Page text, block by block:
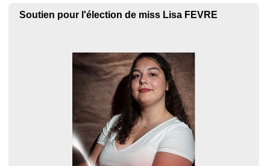
Soutien pour l'élection de miss Lisa FEVRE